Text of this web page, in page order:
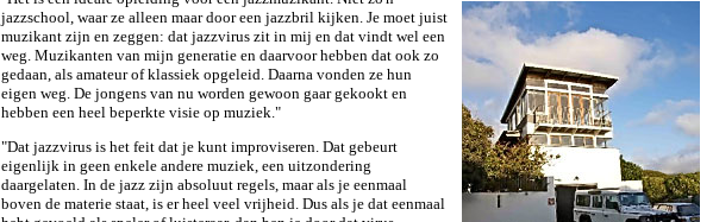
jazzschool, waar ze alleen maar door een jazzbril kijken. Je moet juist
muzikant zijn en zeggen: dat jazzvirus zit in mij en dat vindt wel een
weg. Muzikanten van mijn generatie en daarvoor hebben dat ook zo
gedaan, als amateur of klassiek opgeleid. Daarna vonden ze hun
eigen weg. De jongens van nu worden gewoon gaar gekookt en
hebben een heel beperkte visie op muziek."
"Dat jazzvirus is het feit dat je kunt improviseren. Dat gebeurt
eigenlijk in geen enkele andere muziek, een uitzondering
daargelaten. In de jazz zijn absoluut regels, maar als je eenmaal
boven de materie staat, is er heel veel vrijheid. Dus als je dat eenmaal